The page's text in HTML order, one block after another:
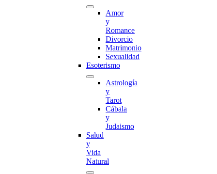
Amor
y
Romance
Divorcio
Matrimonio
Sexualidad
Esoterismo
Astrología
y
Tarot
Cábala
y
Judaismo
Salud
y
Vida
Natural